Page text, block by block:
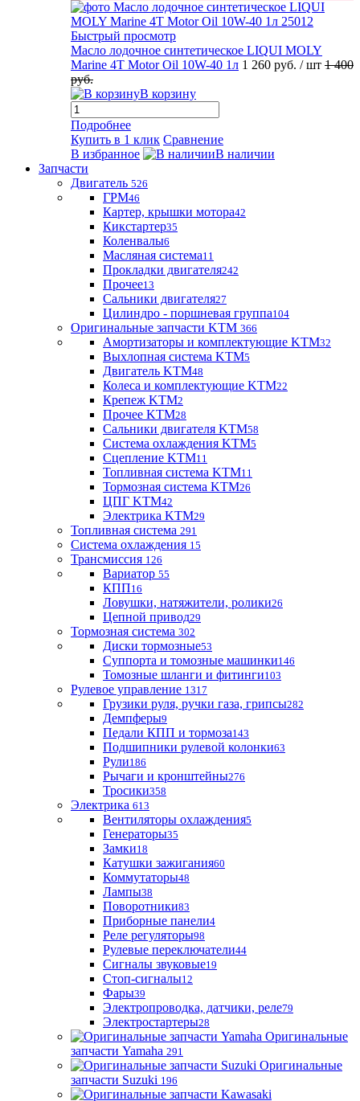
Быстрый просмотр
Масло лодочное синтетическое LIQUI MOLY
Marine 4T Motor Oil 10W-40 1л 1 260 руб. / шт 1 400
руб.
В корзину
Подробнее
Купить в 1 клик Сравнение
В избранное
В наличии
Запчасти
Двигатель 526
ГРМ46
Картер, крышки мотора42
Кикстартер35
Коленвалы6
Масляная система11
Прокладки двигателя242
Прочее13
Сальники двигателя27
Цилиндро - поршневая группа104
Оригинальные запчасти KTM 366
Амортизаторы и комплектующие KTM32
Выхлопная система KTM5
Двигатель KTM48
Колеса и комплектующие KTM22
Крепеж KTM2
Прочее KTM28
Сальники двигателя KTM58
Система охлаждения KTM5
Сцепление KTM11
Топливная система KTM11
Тормозная система KTM26
ЦПГ KTM42
Электрика KTM29
Топливная система 291
Система охлаждения 15
Трансмиссия 126
Вариатор 55
КПП16
Ловушки, натяжители, ролики26
Цепной привод29
Тормозная система 302
Диски тормозные53
Суппорта и томозные машинки146
Томозные шланги и фитинги103
Рулевое управление 1317
Грузики руля, ручки газа, грипсы282
Демпферы9
Педали КПП и тормоза143
Подшипники рулевой колонки63
Рули186
Рычаги и кронштейны276
Тросики358
Электрика 613
Вентиляторы охлаждения5
Генераторы35
Замки18
Катушки зажигания60
Коммутаторы48
Лампы38
Поворотники83
Приборные панели4
Реле регуляторы98
Рулевые переключатели44
Сигналы звуковые19
Стоп-сигналы12
Фары39
Электропроводка, датчики, реле79
Электростартеры28
Оригинальные
запчасти Yamaha 291
Оригинальные
запчасти Suzuki 196